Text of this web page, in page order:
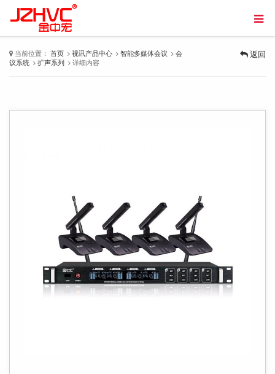
当前位置： 首页 视讯产品中心 智能多媒体会议
会
议系统
扩声系列 详细内容
返回